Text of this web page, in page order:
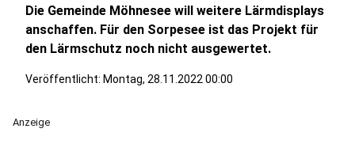
Die Gemeinde Möhnesee will weitere Lärmdisplays
anschaffen. Für den Sorpesee ist das Projekt für
den Lärmschutz noch nicht ausgewertet.
Veröffentlicht: Montag, 28.11.2022 00:00
Anzeige